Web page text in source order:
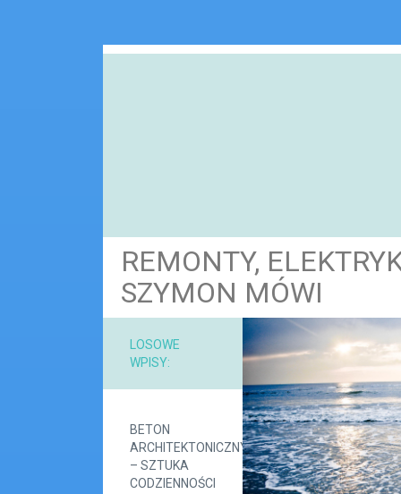
REMONTY,
SZYMON MÓWI
LOSOWE
WPISY:
BETON
ARCHITEKTONICZNY
– SZTUKA
CODZIENNOŚCI